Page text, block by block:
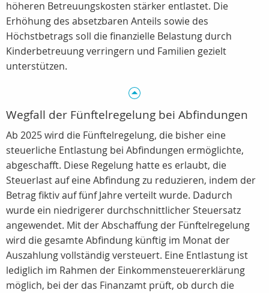
höheren Betreuungskosten stärker entlastet. Die
Erhöhung des absetzbaren Anteils sowie des
Höchstbetrags soll die finanzielle Belastung durch
Kinderbetreuung verringern und Familien gezielt
unterstützen.
Wegfall der Fünftelregelung bei Abfindungen
Ab 2025 wird die Fünftelregelung, die bisher eine
steuerliche Entlastung bei Abfindungen ermöglichte,
abgeschafft. Diese Regelung hatte es erlaubt, die
Steuerlast auf eine Abfindung zu reduzieren, indem der
Betrag fiktiv auf fünf Jahre verteilt wurde. Dadurch
wurde ein niedrigerer durchschnittlicher Steuersatz
angewendet. Mit der Abschaffung der Fünftelregelung
wird die gesamte Abfindung künftig im Monat der
Auszahlung vollständig versteuert. Eine Entlastung ist
lediglich im Rahmen der Einkommensteuererklärung
möglich, bei der das Finanzamt prüft, ob durch die